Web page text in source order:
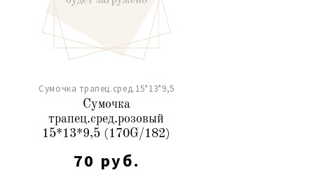
Сумочка трапец.сред.15*13*9,5
Сумочка
трапец.сред.розовый
15*13*9,5 (170G/182)
70 руб.